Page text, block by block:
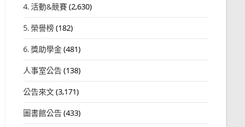
4. 活動&競賽(2,630)
5. 榮譽榜(182)
6. 獎助學金(481)
人事室公告(138)
公告來文(3,171)
圖書館公告(433)